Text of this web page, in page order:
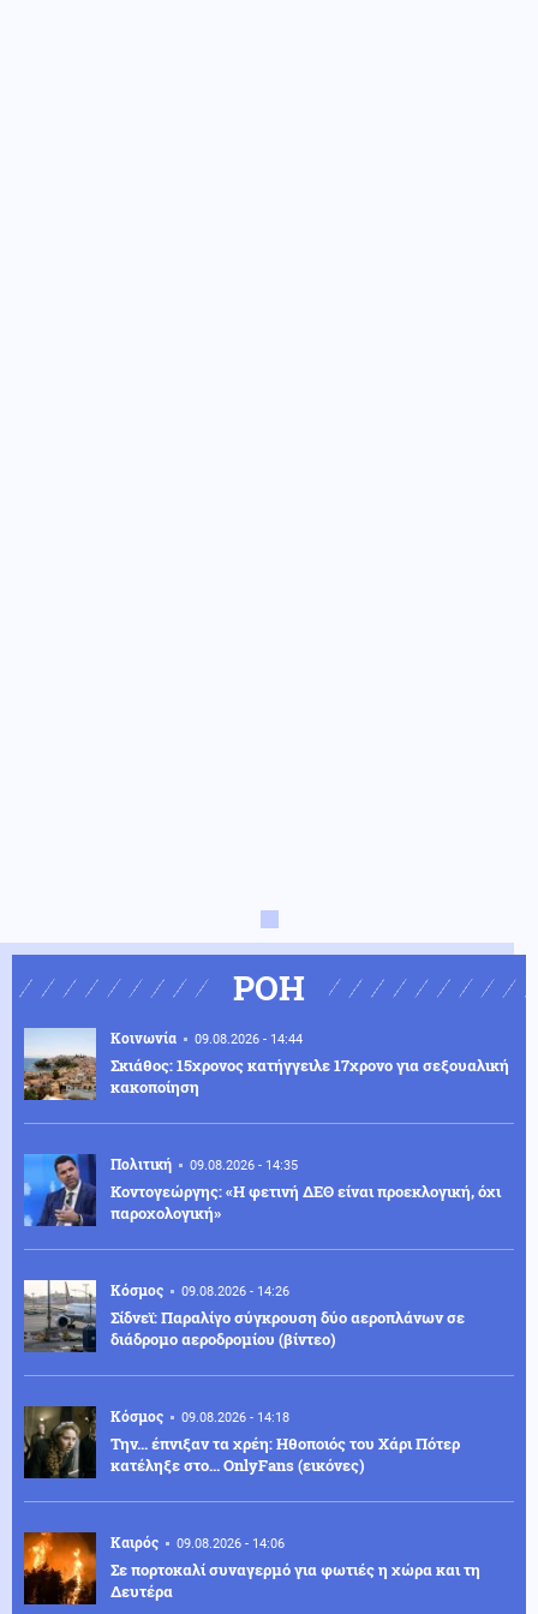
ΡΟΗ
Κοινωνία 09.08.2026 - 14:44
Σκιάθος: 15χρονος κατήγγειλε 17χρονο για σεξουαλική
κακοποίηση
Πολιτική 09.08.2026 - 14:35
Κοντογεώργης: «Η φετινή ΔΕΘ είναι προεκλογική, όχι
παροχολογική»
Κόσμος 09.08.2026 - 14:26
Σίδνεϊ: Παραλίγο σύγκρουση δύο αεροπλάνων σε
διάδρομο αεροδρομίου (βίντεο)
Κόσμος 09.08.2026 - 14:18
Την... έπνιξαν τα χρέη: Ηθοποιός του Χάρι Πότερ
κατέληξε στο... OnlyFans (εικόνες)
Καιρός 09.08.2026 - 14:06
Σε πορτοκαλί συναγερμό για φωτιές η χώρα και τη
Δευτέρα